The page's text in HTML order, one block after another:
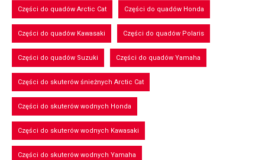
Części do quadów Arctic Cat Części do quadów Honda
Części do quadów Kawasaki Części do quadów Polaris
Części do quadów Suzuki Części do quadów Yamaha
Części do skuterów śnieżnych Arctic Cat
Części do skuterów wodnych Honda
Części do skuterów wodnych Kawasaki
Części do skuterów wodnych Yamaha